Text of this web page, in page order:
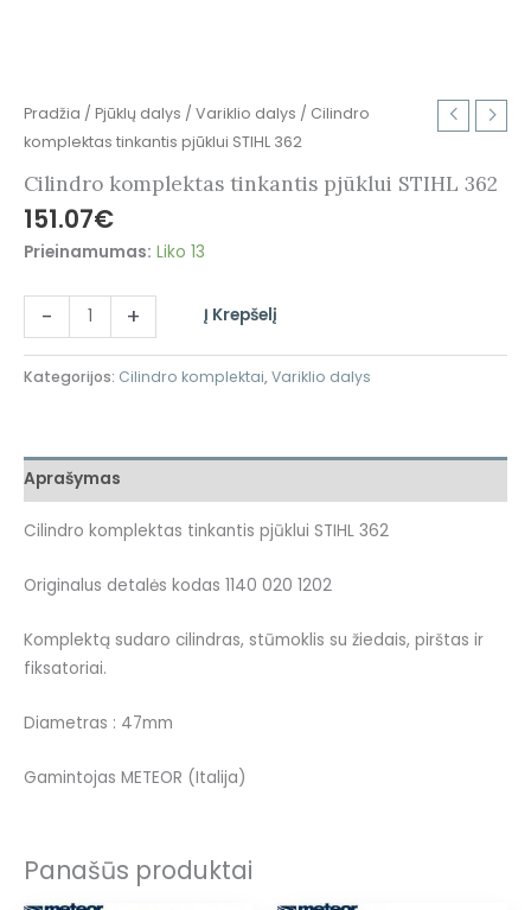
Pradžia / Pjūklų dalys / Variklio dalys / Cilindro
komplektas tinkantis pjūklui STIHL 362
Cilindro komplektas tinkantis pjūklui STIHL 362
151.07€
Prieinamumas: Liko 13
- + Į Krepšelį
Kategorijos: Cilindro komplektai,Variklio dalys
Aprašymas
Cilindro komplektas tinkantis pjūklui STIHL 362
Originalus detalės kodas 1140 020 1202
Komplektą sudaro cilindras, stūmoklis su žiedais, pirštas ir
fiksatoriai.
Diametras : 47mm
Gamintojas METEOR (Italija)
Panašūs produktai